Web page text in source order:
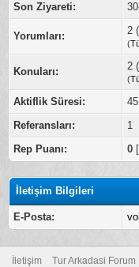
Son Ziyareti:
Yorumları: 2
(
Konuları: 2
(
Aktiflik Süresi:
Referansları:
1
Rep Puanı:
0 [
İletişim Bilgileri
E-Posta:
İletişim Tur Arkadasi Forum